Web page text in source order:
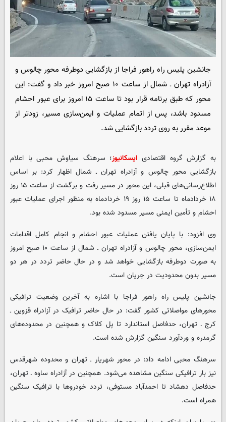
جانشین پلیس راه راهور فراجا از بازگشایی دوطرفه محور چالوس و
آزادراه تهران ـ شمال از ساعت ۱۰ صبح امروز خبر داد و گفت: این
محور که طبق برنامه قرار بود تا ساعت ۱۵ امروز برای عبور احشام
مسدود باشد، پس از اتمام عملیات و ایمن‌سازی مسیر، زودتر از
موعد مقرر به روی تردد بازگشایی شد.
به گزارش گروه اقتصادی ایسکانیوز؛ سرهنگ سیاوش محبی با اعلام
بازگشایی محور چالوس و آزادراه تهران ـ شمال اظهار کرد: بر اساس
اطلاع‌رسانی‌های قبلی، این محور در مسیر رفت و برگشت از ساعت ۱۵ روز
۱۸ خردادماه تا ساعت ۱۵ روز ۱۹ خردادماه به منظور اجرای عملیات عبور
احشام و تأمین ایمنی مسیر مسدود شده بود.
وی افزود: با پایان یافتن عملیات عبور احشام و انجام کامل اقدامات
ایمن‌سازی، محور چالوس و آزادراه تهران ـ شمال از ساعت ۱۰ صبح امروز
به صورت دوطرفه بازگشایی خواهد شد و در حال حاضر تردد در هر دو
مسیر بدون محدودیت در جریان است.
جانشین پلیس راه راهور فراجا با اشاره به آخرین وضعیت ترافیکی
محورهای مواصلاتی کشور گفت: در حال حاضر ترافیک در آزادراه قزوین ـ
کرج ـ تهران، حدفاصل استاندارد تا پل کلاک و همچنین در محدوده‌های
گرمدره و وردآورد سنگین گزارش شده است.
سرهنگ محبی ادامه داد: در محور شهریار ـ تهران و محدوده شهرقدس
نیز بار ترافیکی سنگین مشاهده می‌شود. همچنین در آزادراه ساوه ـ تهران،
حدفاصل دهشاد تا احمدآباد مستوفی، تردد خودروها با ترافیک سنگین
همراه است.